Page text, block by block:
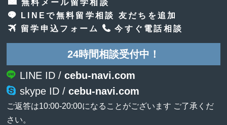
無料メール留学相談
LINEで無料留学相談 友だちを追加
留学申込フォーム
今すぐ電話相談
24時間相談受付中！
LINE ID /cebu-navi.com
skype ID /cebu-navi.com
ご返答は10:00-20:00になることがございます ご了承くだ
さい。